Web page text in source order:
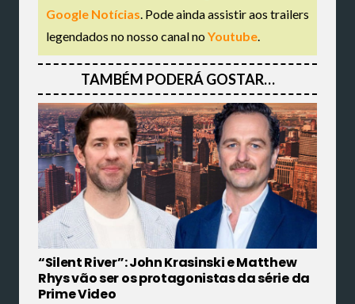
Google Notícias . Pode ainda assistir aos trailers
legendados no nosso canal noYoutube
TAMBÉM PODERÁ GOSTAR…
“Silent River”: John Krasinski e Matthew
Rhys vão ser os protagonistas da série da
Prime Video